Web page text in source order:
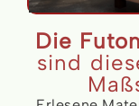
Die
sind